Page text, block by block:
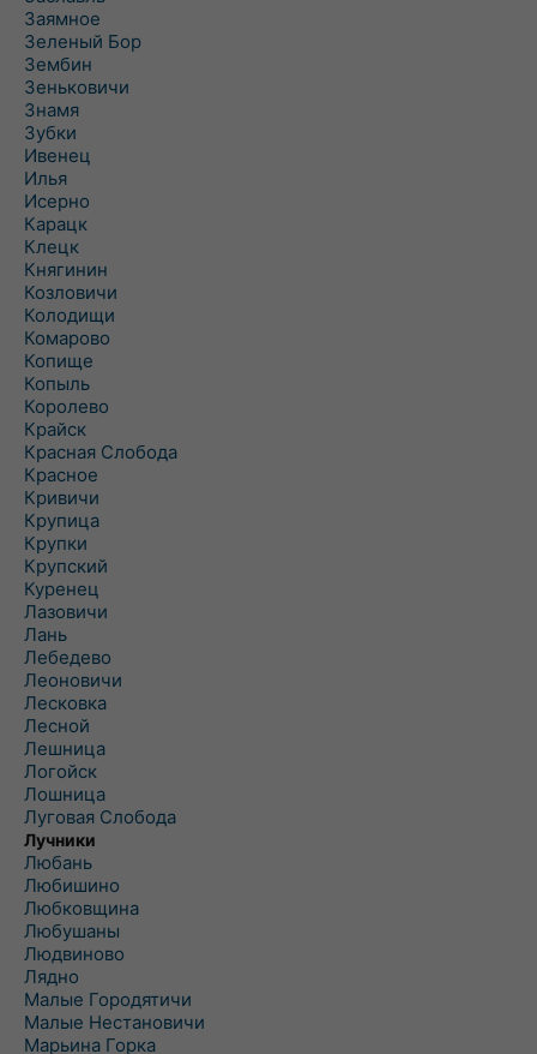
Заямное
Зеленый Бор
Зембин
Зеньковичи
Знамя
Зубки
Ивенец
Илья
Исерно
Карацк
Клецк
Княгинин
Козловичи
Колодищи
Комарово
Копище
Копыль
Королево
Крайск
Красная Слобода
Красное
Кривичи
Крупица
Крупки
Крупский
Куренец
Лазовичи
Лань
Лебедево
Леоновичи
Лесковка
Лесной
Лешница
Логойск
Лошница
Луговая Слобода
Лучники
Любань
Любишино
Любковщина
Любушаны
Людвиново
Лядно
Малые Городятичи
Малые Нестановичи
Марьина Горка